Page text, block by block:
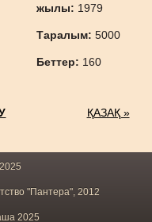
жылы: 1979
Таралым:5000
Беттер: 160
ҚАЗАҚ »
"Пантера", 2012
2025